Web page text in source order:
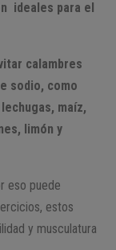
ideales para el
calambres
sodio, como
maíz,
limón y
eso puede
estos
y musculatura